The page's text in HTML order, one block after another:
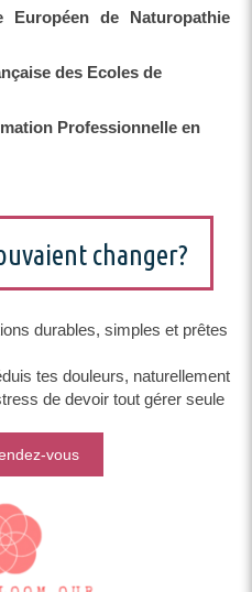
Européen de Naturopathie
des Ecoles de
Professionnelle en
changer?
durables, simples et prêtes
tes douleurs, naturellement
de devoir tout gérer seule
vous